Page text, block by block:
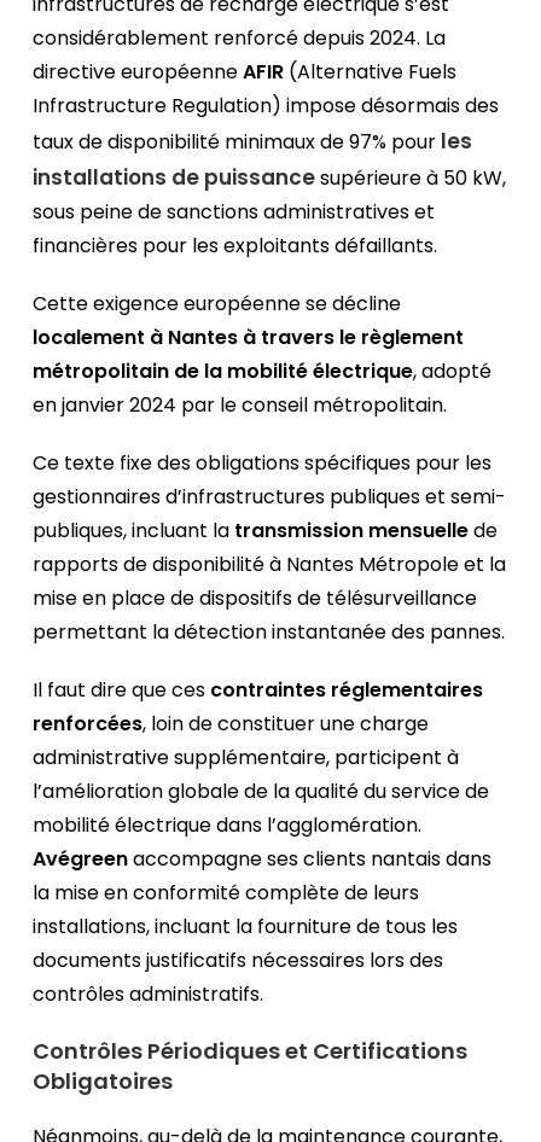
considérablement renforcé depuis 2024. La
directive européenneAFIR (Alternative Fuels
Infrastructure Regulation) impose désormais des
taux de disponibilité minimaux de 97% pour les
installations de puissancesupérieure à 50 kW,
sous peine de sanctions administratives et
financières pour les exploitants défaillants.
Cette exigence européenne se décline
localement à Nantes à travers le règlement
métropolitain de la mobilité électrique, adopté
en janvier 2024 par le conseil métropolitain.
Ce texte fixe des obligations spécifiques pour les
gestionnaires d’infrastructures publiques et semi-
publiques, incluant la transmission mensuellede
rapports de disponibilité à Nantes Métropole et la
mise en place de dispositifs de télésurveillance
permettant la détection instantanée des pannes.
Il faut dire que ces contraintes réglementaires
renforcées, loin de constituer une charge
administrative supplémentaire, participent à
l’amélioration globale de la qualité du service de
mobilité électrique dans l’agglomération.
Avégreenaccompagne ses clients nantais dans
la mise en conformité complète de leurs
installations, incluant la fourniture de tous les
documents justificatifs nécessaires lors des
contrôles administratifs.
Contrôles Périodiques et Certifications
Obligatoires